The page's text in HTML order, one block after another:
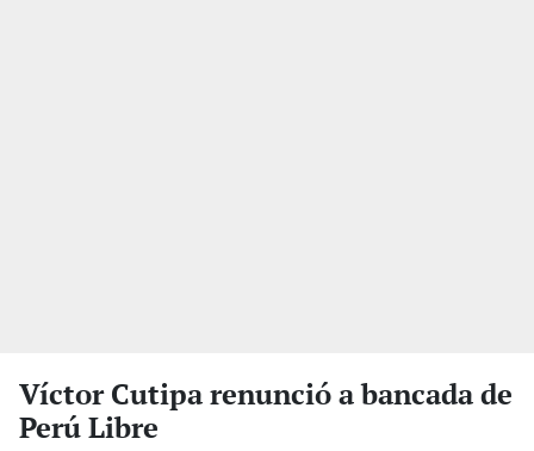
Víctor Cutipa renunció a bancada de
Perú Libre